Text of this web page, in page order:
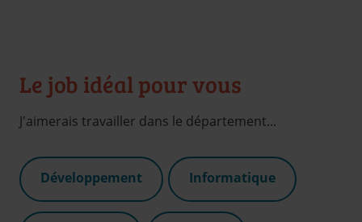
Le job idéal pour vous
J'aimerais travailler dans le département...
Développement Informatique